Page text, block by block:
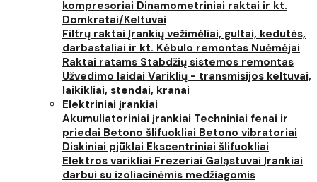
kompresoriai Dinamometriniai raktai ir kt.
Domkratai/Keltuvai
Filtrų raktai Įrankių vežimėliai, gultai, kedutės,
darbastaliai ir kt. Kėbulo remontas Nuėmėjai
Raktai ratams Stabdžių sistemos remontas
Užvedimo laidai Variklių - transmisijos keltuvai,
laikikliai, stendai, kranai
Elektriniai įrankiai
Akumuliatoriniai įrankiai Techniniai fenai ir
priedai Betono šlifuokliai Betono vibratoriai
Diskiniai pjūklai Ekscentriniai šlifuokliai
Elektros varikliai Frezeriai Galąstuvai Įrankiai
darbui su izoliacinėmis medžiagomis